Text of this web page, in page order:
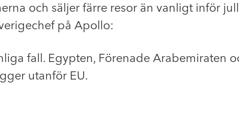
och säljer färre resor än vanligt inför
på Apollo:
fall. Egypten, Förenade Arabemiraten
utanför EU.